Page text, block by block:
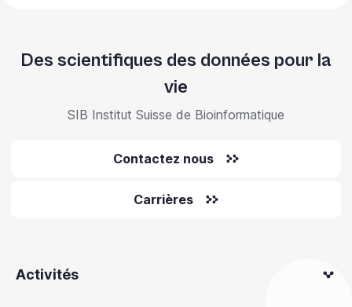
Des scientifiques des données pour la
vie
SIB Institut Suisse de Bioinformatique
Contactez nous
Carrières
Activités